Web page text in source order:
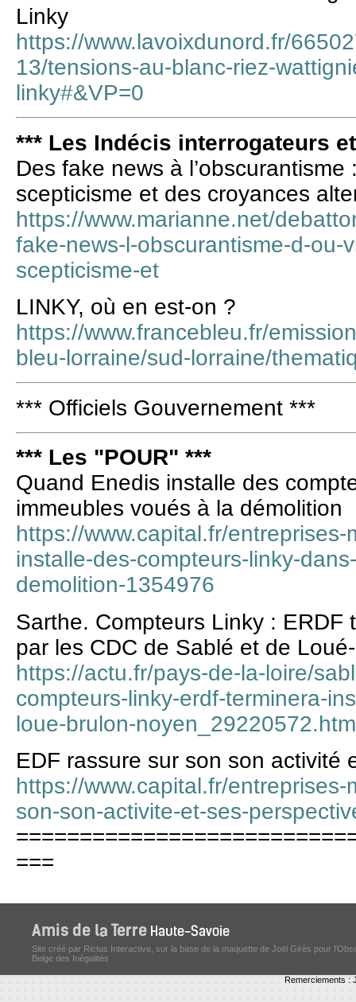
Linky
https://www.lavoixdunord.fr/
13/tensions-au-blanc-riez-
linky#&VP=0
*** Les Indécis interrogateurs
Des fake news à
scepticisme et des croyances
https://www.marianne.net/
fake-news-l-obscurantisme-d-ou-
scepticisme-et
LINKY, où en est-on ?
https://www.francebleu.fr/
bleu-lorraine/sud-lorraine/
*** Officiels Gouvernement ***
*** Les "POUR" ***
Quand Enedis installe des
immeubles voués à la démolition
https://www.capital.fr/
installe-des-compteurs-linky-
demolition-1354976
Sarthe. Compteurs Linky : ERDF
par les CDC de Sablé et de
https://actu.fr/pays-de-la-loire/
compteurs-linky-erdf-terminera-
loue-brulon-
EDF rassure sur son son activité
https://www.capital.fr/
son-son-activite-et-ses-
===
Site créé par Rictus Interactive, sur la base de la maquette de Joël Girès pour
Belge des Inégalités
Remerciements :